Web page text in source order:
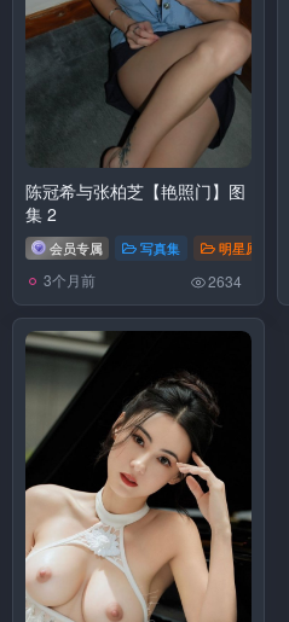
陈冠希与张柏芝【艳照门】图
集 2
会员专属 写真集 明星原图
3个月前 2634